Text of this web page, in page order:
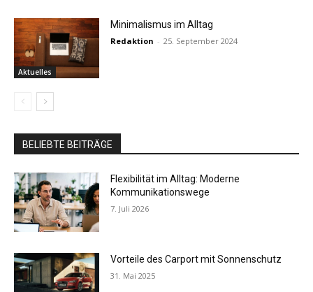
Aktuelles
Minimalismus im Alltag
Redaktion - 25. September 2024
BELIEBTE BEITRÄGE
Flexibilität im Alltag: Moderne
Kommunikationswege
7. Juli 2026
Vorteile des Carport mit Sonnenschutz
31. Mai 2025